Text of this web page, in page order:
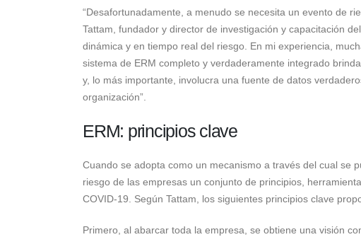
“Desafortunadamente, a menudo se necesita un evento de
Tattam, fundador y director de investigación y capacitación
dinámica y en tiempo real del riesgo. En mi experiencia,
sistema de ERM completo y verdaderamente integrado
y, lo más importante, involucra una fuente de datos
organización”.
ERM: principios clave
Cuando se adopta como un mecanismo a través del cual se
riesgo de las empresas un conjunto de principios,
COVID-19. Según Tattam, los siguientes principios clave
Primero, al abarcar toda la empresa, se obtiene una visión